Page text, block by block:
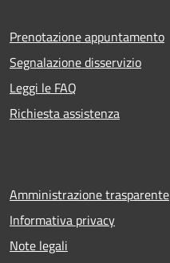
Prenotazione appuntamento
Segnalazione disservizio
Leggi le FAQ
Richiesta assistenza
Amministrazione trasparente
Informativa privacy
Note legali